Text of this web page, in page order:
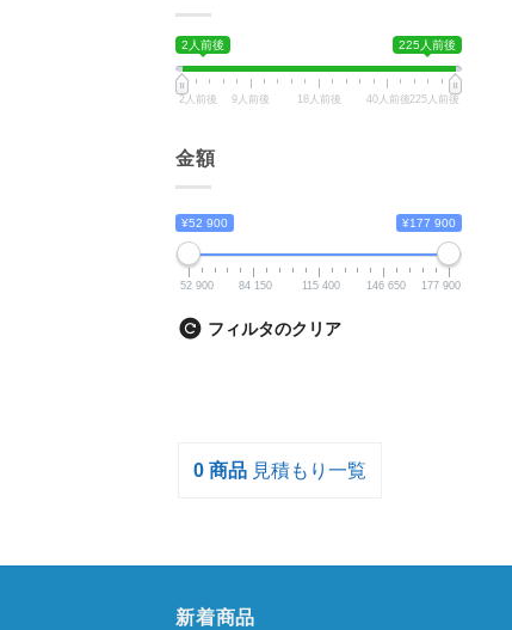
2人前後 225人前後
2人前後 9人前後 18人前後 40人前後225人前後
金額
¥52 900 ¥177 900
52 900 84 150 115 400 146 650 177 900
フィルタのクリア
0 商品 見積もり一覧
新着商品